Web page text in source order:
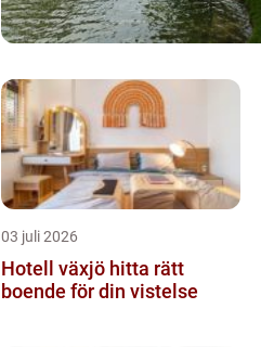
03 juli 2026
Hotell växjö hitta rätt
boende för din vistelse